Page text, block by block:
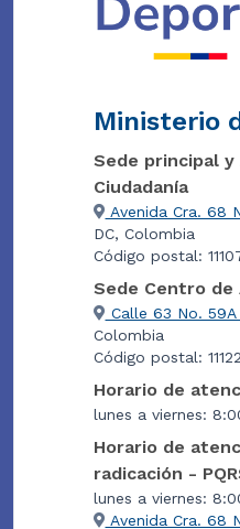
Ministerio
Sede principal
Ciudadanía
Avenida Cra. 68
DC, Colombia
Código postal:
Sede Centro
Calle 63 No.
Colombia
Código postal:
Horario de
lunes a viernes:
Horario de
radicación -
lunes a viernes:
Avenida Cra. 68